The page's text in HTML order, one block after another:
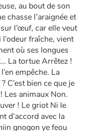
au bout de son
chasse l’araignée et
l’œuf, car elle veut
fraîche, vient
où ses longues
La tortue Arrêtez !
empêche. La
bien ce que je
Les animaux Non.
! Le griot Ni le
d’accord avec la
gnogon ye feou